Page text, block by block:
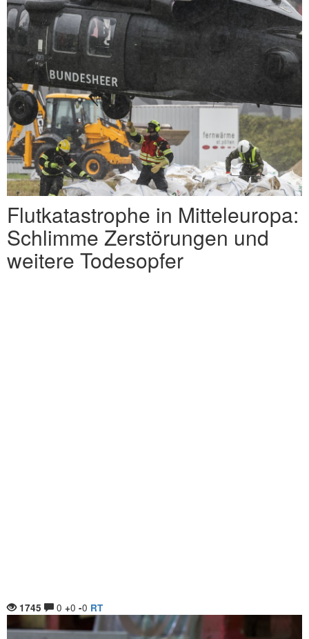
Flutkatastrophe in Mitteleuropa:
Schlimme Zerstörungen und
weitere Todesopfer
1745 0 +0 -0 RT